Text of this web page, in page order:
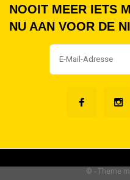
NOOIT MEER IETS
NU AAN VOOR DE
© - Theme